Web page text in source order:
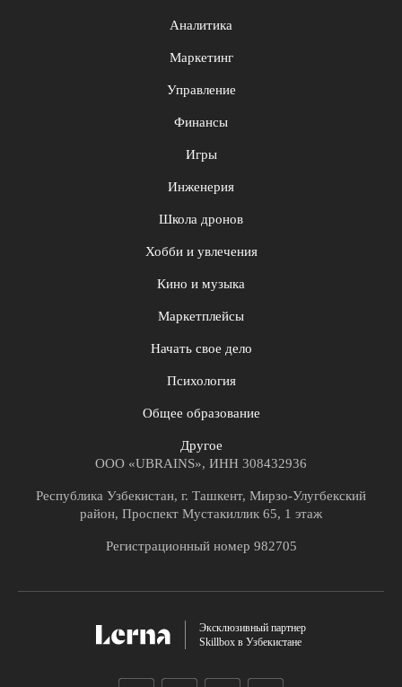
Аналитика
Маркетинг
Управление
Финансы
Игры
Инженерия
Школа дронов
Хобби и увлечения
Кино и музыка
Маркетплейсы
Начать свое дело
Психология
Общее образование
Другое
ООО «UBRAINS», ИНН 308432936
Республика Узбекистан, г. Ташкент, Мирзо-Улугбекский
район, Проспект Мустакиллик 65, 1 этаж
Регистрационный номер 982705
Эксклюзивный партнер
Skillbox в Узбекистане